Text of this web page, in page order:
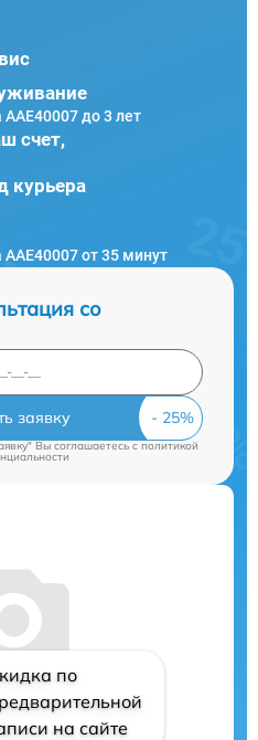
до 3 лет
счет,
курьера
от 35 минут
со
заявку
Вы соглашаетесь cполитикой
по
на сайте